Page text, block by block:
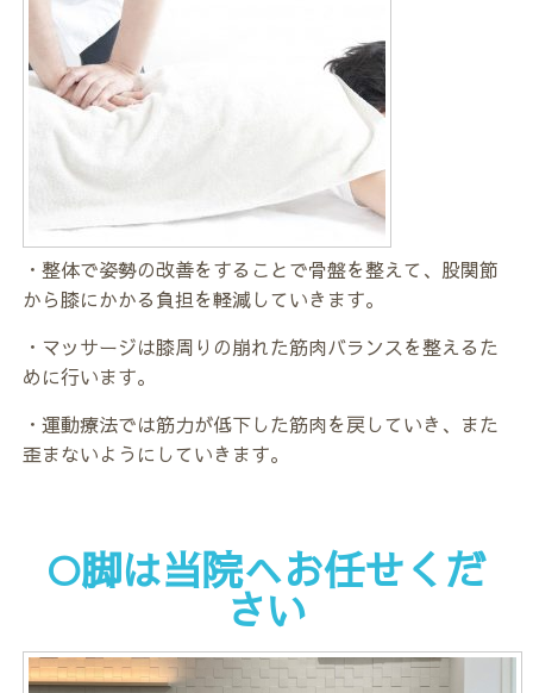
・整体で姿勢の改善をすることで骨盤を整えて、股関節
から膝にかかる負担を軽減していきます。
・マッサージは膝周りの崩れた筋肉バランスを整えるた
めに行います。
・運動療法では筋力が低下した筋肉を戻していき、また
歪まないようにしていきます。
O脚は当院へお任せくだ
さい